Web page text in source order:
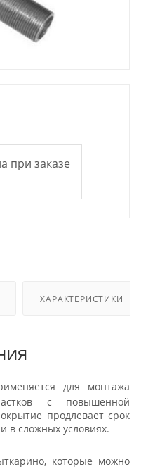
при заказе
ХАРАКТЕРИСТИКИ
для монтажа
с повышенной
продлевает срок
в сложных условиях.
которые можно